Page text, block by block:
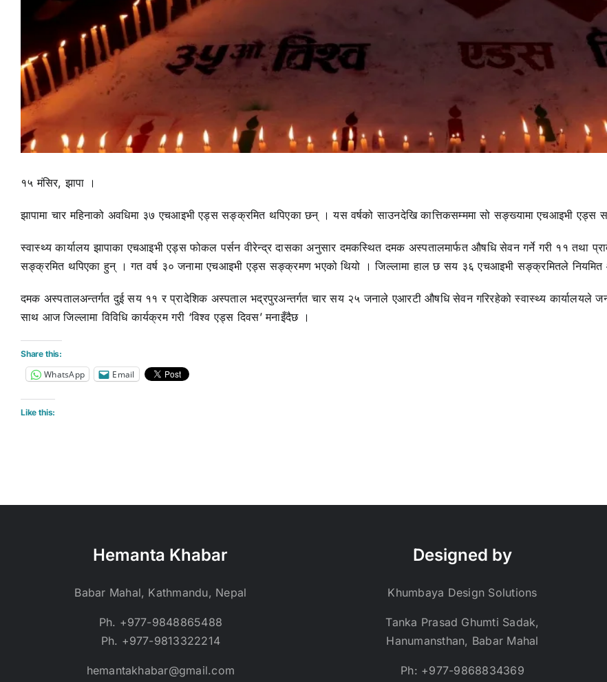
१५ मंसिर, झापा ।
झापामा चार महिनाको अवधिमा ३७ एचआइभी एड्स सङ्क्रमित थपिएका छन् । यस वर्षको साउनदेखि कात्तिकसम्ममा सो सङ्ख्यामा एचआइभी एड्स
स्वास्थ्य कार्यालय झापाका एचआइभी एड्स फोकल पर्सन वीरेन्द्र दासका अनुसार दमकस्थित दमक अस्पतालमार्फत औषधि सेवन गर्ने गरी ११ तथा
सङ्क्रमित थपिएका हुन् । गत वर्ष ३० जनामा एचआइभी एड्स सङ्क्रमण भएको थियो । जिल्लामा हाल छ सय ३६ एचआइभी सङ्क्रमितले
दमक अस्पतालअन्तर्गत दुई सय ११ र प्रादेशिक अस्पताल भद्रपुरअन्तर्गत चार सय २५ जनाले एआरटी औषधि सेवन गरिरहेको स्वास्थ्य कार्यालयले
साथ आज जिल्लामा विविधि कार्यक्रम गरी ‘विश्व एड्स दिवस’ मनाइँदैछ ।
Share this:
WhatsApp Email
Like this:
Hemanta Khabar
Babar Mahal, Kathmandu, Nepal
Ph. +977-9848865488
Ph. +977-9813322214
hemantakhabar@gmail.com
Designed by
Khumbaya Design Solutions
Tanka Prasad Ghumti Sadak,
Hanumansthan, Babar Mahal
Ph: +977-9868834369